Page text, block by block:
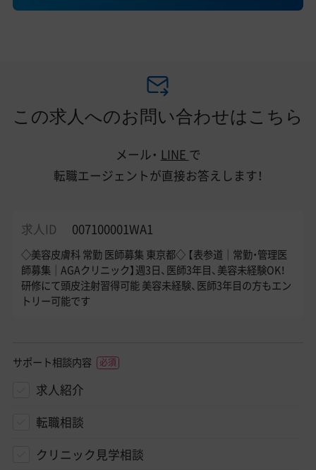
この求人へのお問い合わせはこちら
メール・ LINE で
転職エージェントが直接お答えします！
求人ID 007100001WA1
◇美容皮膚科 常勤 医師募集 東京都◇ 【表参道｜常勤・管理医
師募集｜AGAクリニック】週3日、医師3年目、美容未経験OK！
研修にて頭皮注射習得可能 美容未経験、医師3年目の方もエン
トリー可能です
サポート相談内容
求人紹介
転職相談
クリニック見学相談